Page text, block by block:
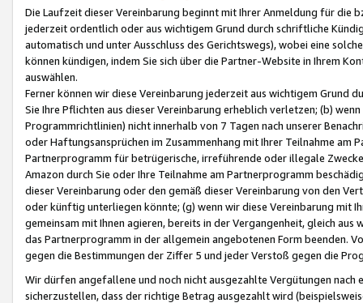
Die Laufzeit dieser Vereinbarung beginnt mit Ihrer Anmeldung für die
jederzeit ordentlich oder aus wichtigem Grund durch schriftliche
automatisch und unter Ausschluss des Gerichtswegs), wobei eine
können kündigen, indem Sie sich über die Partner-Website in Ihrem
auswählen.
Ferner können wir diese Vereinbarung jederzeit aus wichtigem Grund
Sie Ihre Pflichten aus dieser Vereinbarung erheblich verletzen; (b)
Programmrichtlinien) nicht innerhalb von 7 Tagen nach unserer
oder Haftungsansprüchen im Zusammenhang mit Ihrer Teilnahme am
Partnerprogramm für betrügerische, irreführende oder illegale
Amazon durch Sie oder Ihre Teilnahme am Partnerprogramm
dieser Vereinbarung oder den gemäß dieser Vereinbarung von den
oder künftig unterliegen könnte; (g) wenn wir diese Vereinbarung mit
gemeinsam mit Ihnen agieren, bereits in der Vergangenheit, gleich
das Partnerprogramm in der allgemein angebotenen Form beenden.
gegen die Bestimmungen der Ziffer 5 und jeder Verstoß gegen die
Wir dürfen angefallene und noch nicht ausgezahlte Vergütungen
sicherzustellen, dass der richtige Betrag ausgezahlt wird